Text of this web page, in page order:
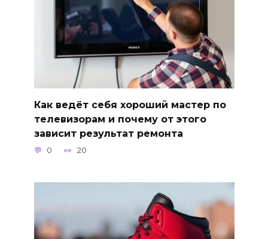
Как ведёт себя хороший мастер по
телевизорам и почему от этого
зависит результат ремонта
0 20